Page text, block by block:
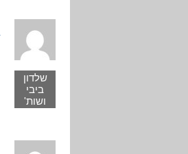
שלדון
ביבי
ושות'